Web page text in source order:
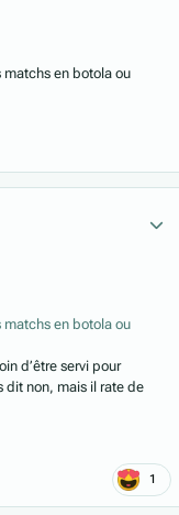
matchs en botola ou
matchs en botola ou
d’être servi pour
dit non, mais il rate de
1